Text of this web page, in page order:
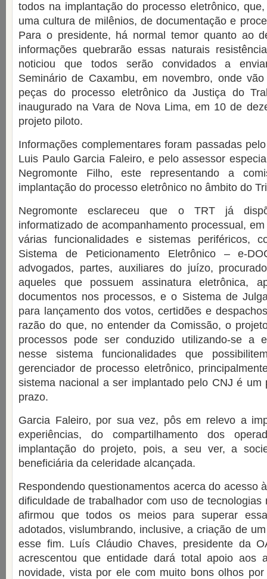
todos na implantação do processo eletrônico,
uma cultura de milênios, de documentação e
Para o presidente, há normal temor quanto ao
informações quebrarão essas naturais
noticiou que todos serão convidados a
Seminário de Caxambu, em novembro, onde
peças do processo eletrônico da Justiça do
inaugurado na Vara de Nova Lima, em 10 de
projeto piloto.
Informações complementares foram passadas
Luis Paulo Garcia Faleiro, e pelo assessor
Negromonte Filho, este representando a
implantação do processo eletrônico no âmbito do
Negromonte esclareceu que o TRT já
informatizado de acompanhamento processual,
várias funcionalidades e sistemas periféricos,
Sistema de Peticionamento Eletrônico – e-
advogados, partes, auxiliares do juízo,
aqueles que possuem assinatura eletrônica,
documentos nos processos, e o Sistema de
para lançamento dos votos, certidões e
razão do que, no entender da Comissão, o
processos pode ser conduzido utilizando-se a
nesse sistema funcionalidades que
gerenciador de processo eletrônico,
sistema nacional a ser implantado pelo CNJ é um
prazo.
Garcia Faleiro, por sua vez, pôs em relevo a
experiências, do compartilhamento dos
implantação do projeto, pois, a seu ver, a
beneficiária da celeridade alcançada.
Respondendo questionamentos acerca do acesso
dificuldade de trabalhador com uso de tecnologias
afirmou que todos os meios para superar
adotados, vislumbrando, inclusive, a criação de
esse fim. Luís Cláudio Chaves, presidente da
acrescentou que entidade dará total apoio aos
novidade, vista por ele com muito bons olhos